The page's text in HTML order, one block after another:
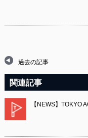
過去の記事
関連記事
【NEWS】